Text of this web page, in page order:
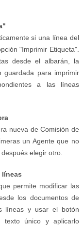
si una línea del
"Imprimir Etiqueta".
desde el albarán, la
guardada para imprimir
a las líneas
nueva de Comisión de
un Agente que no
elegir otro.
líneas
permite modificar las
los documentos de
líneas y usar el botón
texto único y aplicarlo